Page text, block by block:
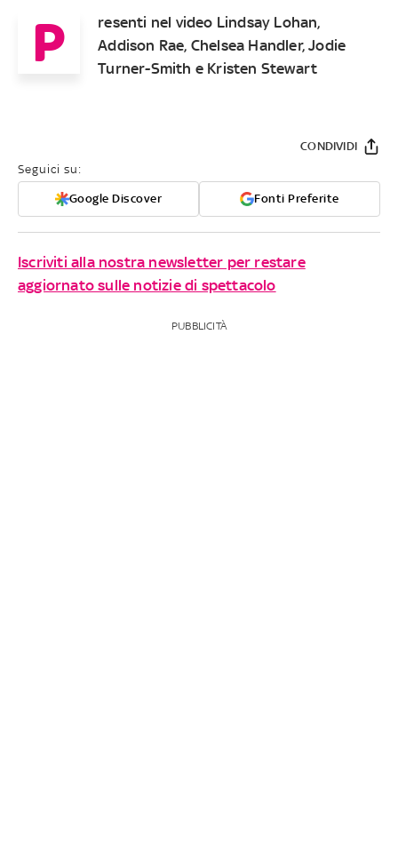
P
resenti nel video Lindsay Lohan,
Addison Rae, Chelsea Handler, Jodie
Turner-Smith e Kristen Stewart
Seguici su:
Google Discover Fonti Preferite
CONDIVIDI
Iscriviti alla nostra newsletter per restare
aggiornato sulle notizie di spettacolo
PUBBLICITÀ